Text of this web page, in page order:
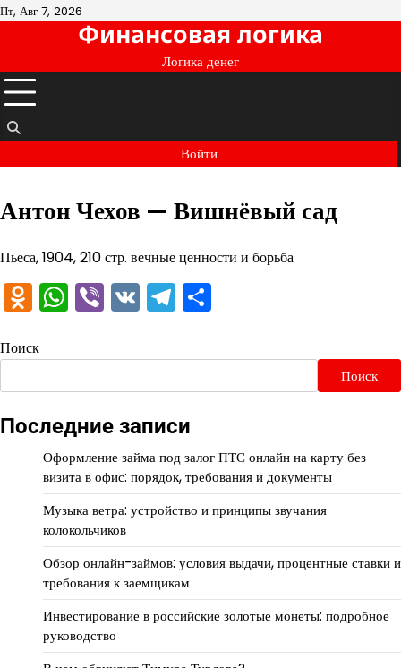
Перейти
Пт, Авг 7, 2026
Финансовая логика
Логика денег
Войти
Антон Чехов — Вишнёвый сад
Пьеса, 1904, 210 стр. вечные ценности и борьба
Odnoklassniki
WhatsApp
Viber
VKTelegram
Поиск
Поиск
Последние записи
Оформление займа под залог ПТС онлайн на карту без
визита в офис: порядок, требования и документы
Музыка ветра: устройство и принципы звучания
колокольчиков
Обзор онлайн-займов: условия выдачи, процентные ставки и
требования к заемщикам
Инвестирование в российские золотые монеты: подробное
руководство